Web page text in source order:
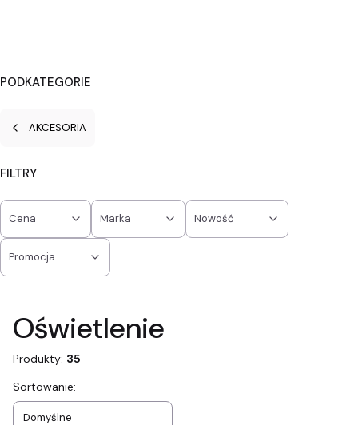
PODKATEGORIE
AKCESORIA
FILTRY
Cena Marka Nowość
Promocja
Oświetlenie
Produkty: 35
Lista produktów
Sortowanie:
Domyślne